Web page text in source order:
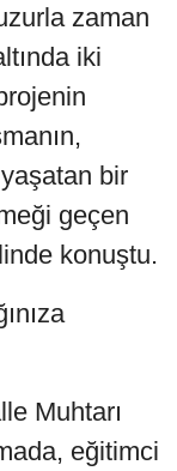
zaman
iki
bir
geçen
konuştu.
Muhtarı
eğitimci